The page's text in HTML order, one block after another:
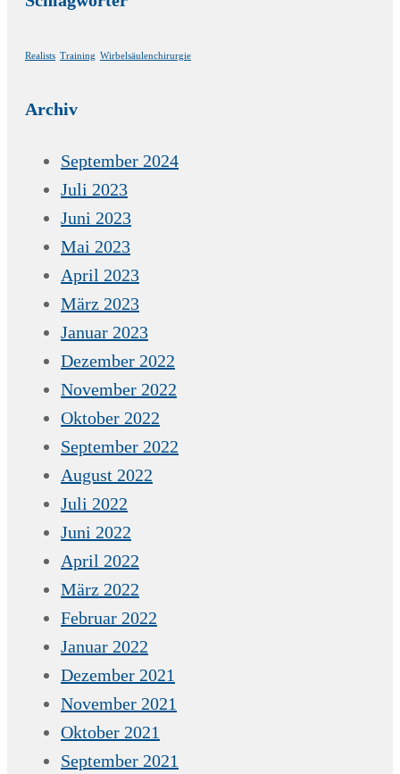
Realists Training Wirbelsäulenchirurgie
Archiv
September 2024
Juli 2023
Juni 2023
Mai 2023
April 2023
März 2023
Januar 2023
Dezember 2022
November 2022
Oktober 2022
September 2022
August 2022
Juli 2022
Juni 2022
April 2022
März 2022
Februar 2022
Januar 2022
Dezember 2021
November 2021
Oktober 2021
September 2021